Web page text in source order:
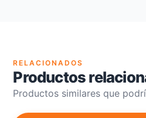
RELACIONADOS
Productos
Productos similares que